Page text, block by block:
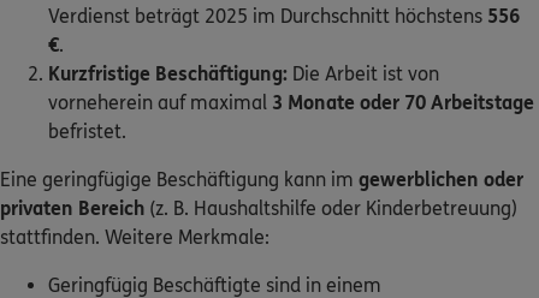
Mo–Sa 7–20 Uhr (gebührenfrei)
ERGO Berater finden
Kundenportal Log-in
Verdienst beträgt 2025 im Durchschnitt höchstens 556
€.
Kurzfristige Beschäftigung: Die Arbeit ist von
vorneherein auf maximal 3 Monate oder 70 Arbeitstage
befristet.
Eine geringfügige Beschäftigung kann im gewerblichen oder
privaten Bereich (z. B. Haushaltshilfe oder Kinderbetreuung)
stattfinden. Weitere Merkmale:
Geringfügig Beschäftigte sind in einem